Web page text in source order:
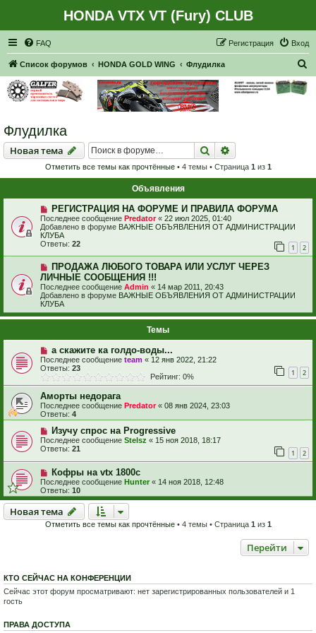
HONDA VTX VT (Fury) CLUB
FAQ Вход
Регистрация
Список форумов HONDA GOLD WING Флудилка
Флудилка
Новая тема
Новаятема Поиск
Отметить все темы как прочтённые• 4 темы • Страница 1 из 1
Объявления
РЕГИСТРАЦИЯ НА ФОРУМЕ И ПРАВИЛА ФОРУМА
Последнее сообщение Predator« 22 июл 2025, 01:40
Добавлено в форуме ВАЖНЫЕ ОБЪЯВЛЕНИЯ ОТ АДМИНИСТРАЦИИ
КЛУБА
Ответы: 22 1 2
ПРОДАЖА ЛЮБОГО ТОВАРА ИЛИ УСЛУГ ЧЕРЕЗ
ЛИЧНЫЕ СООБЩЕНИЯ !!!
Последнее сообщение Admin « 14 мар 2011, 20:43
Добавлено в форуме ВАЖНЫЕ ОБЪЯВЛЕНИЯ ОТ АДМИНИСТРАЦИИ
КЛУБА
Темы
а скажите ка голдо-воды...
Последнее сообщение team « 12 янв 2022, 21:22
Ответы: 23 1 2
Рейтинг: 0%
Аморты недорага
Последнее сообщение Predator« 08 янв 2024, 23:03
Ответы: 4
Изучу спрос на Progressive
Последнее сообщение Stelsz « 15 ноя 2018, 18:17
Ответы: 21 1 2
Кофры на vtx 1800c
Последнее сообщение Hunter « 14 ноя 2018, 12:48
Ответы: 10
Новая тема
Новаятема
Отметить все темы как прочтённые• 4 темы • Страница 1 из 1
Перейти
КТО СЕЙЧАС НА КОНФЕРЕНЦИИ
Сейчас этот форум просматривают: нет зарегистрированных пользователей и 1
гость
ПРАВА ДОСТУПА